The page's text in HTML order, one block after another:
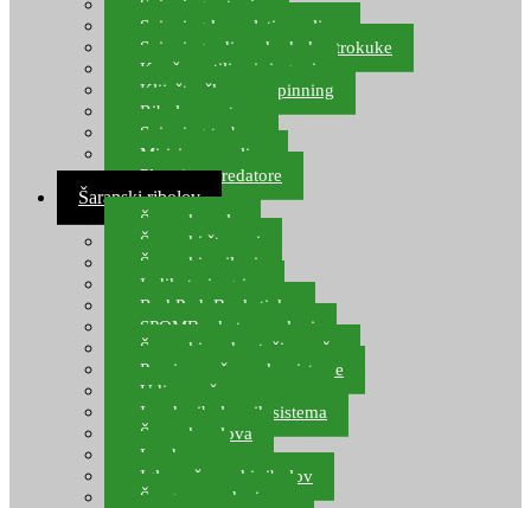
Spinning setovi
Spinning kompleti varalica
Spinning udice, dvokuke, trokuke
Kopče, vrtilice i ringovi
Kliješta, škare za spinning
Ribolov pastrve
Spinning torbe
Mirisi za varalice
Plovci za predatore
Šaranski ribolov
Šaranske role
Šaranski štapovi
Šaranski najloni
Indikatori ugriza
Rod Pod, Banksticks
SPOMB rakete, markeri
Šaranski podmetači, mreže
Pernice za šaranske sisteme
Udice za šarana, amura
Izrada ribolovnih sistema
Šaranska olova
Leadcore
Igle za šaranski ribolov
Špage, upredenice